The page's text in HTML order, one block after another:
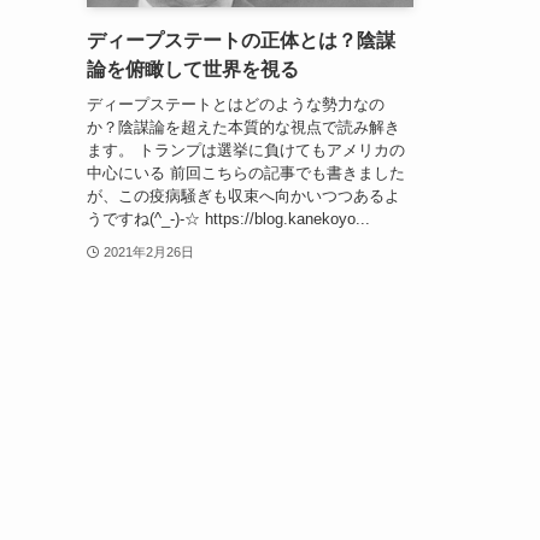
ディープステートの正体とは？陰謀
論を俯瞰して世界を視る
ディープステートとはどのような勢力なの
か？陰謀論を超えた本質的な視点で読み解き
ます。 トランプは選挙に負けてもアメリカの
中心にいる 前回こちらの記事でも書きました
が、この疫病騒ぎも収束へ向かいつつあるよ
うですね(^_-)-☆ https://blog.kanekoyo...
2021年2月26日